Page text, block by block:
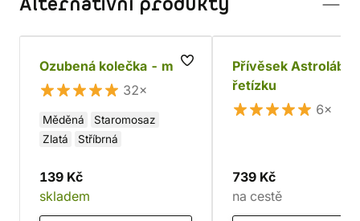
Ozubená kolečka - mix
32×
Měděná
Staromosaz
Zlatá
Stříbrná
139 Kč
skladem
Přívěsek Astroláb
řetízku
6×
739 Kč
na cestě